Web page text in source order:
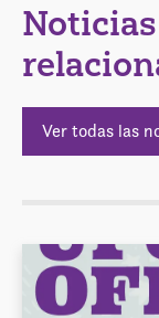
Ver todas las